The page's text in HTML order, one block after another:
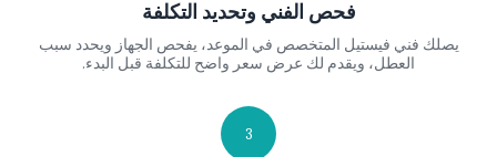
فحص الفني وتحديد التكلفة
يصلك فني فيستيل المتخصص في الموعد، يفحص الجهاز ويحدد سبب
العطل، ويقدم لك عرض سعر واضح للتكلفة قبل البدء.
3